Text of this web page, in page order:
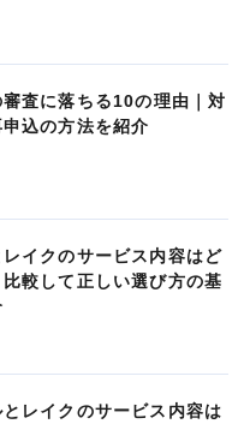
審査に落ちる10の理由｜対
込の方法を紹介
イクのサービス内容はど
比較して正しい選び方の基
レイクのサービス内容は